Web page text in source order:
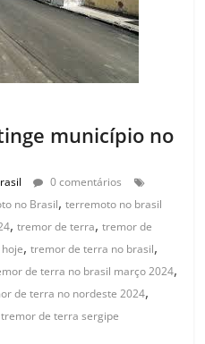
município no
0 comentários
no Brasil,terremoto no brasil
,tremor de terra,tremor de
,tremor de terra no brasil,
de terra no brasil março 2024,
de terra no nordeste 2024,
tremor de terra sergipe